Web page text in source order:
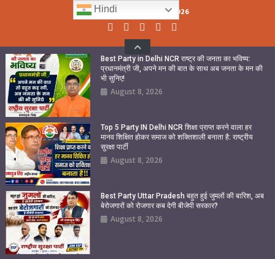
Saturday, August 08, 2026
Best Party in Delhi NCR राष्ट्र की जनता का भविष्य:
प्रधानमंत्री जी, अपने मन की बात के साथ अब जनता के मन की
भी सुनिए!
August 8, 2026
Top 5 Party IN Delhi NCR शिक्षा प्राप्त करने वाला हर
मानव शिक्षित होकर समाज को शक्तिशाली बनाता है: राष्ट्रीय
सुरक्षा पार्टी
August 8, 2026
Best Party Uttar Pradesh बहुत हुई जुमलों की बारिश, अब
बेरोजगारों को रोजगार कब देगी बीजेपी सरकार?
August 8, 2026
Hindi